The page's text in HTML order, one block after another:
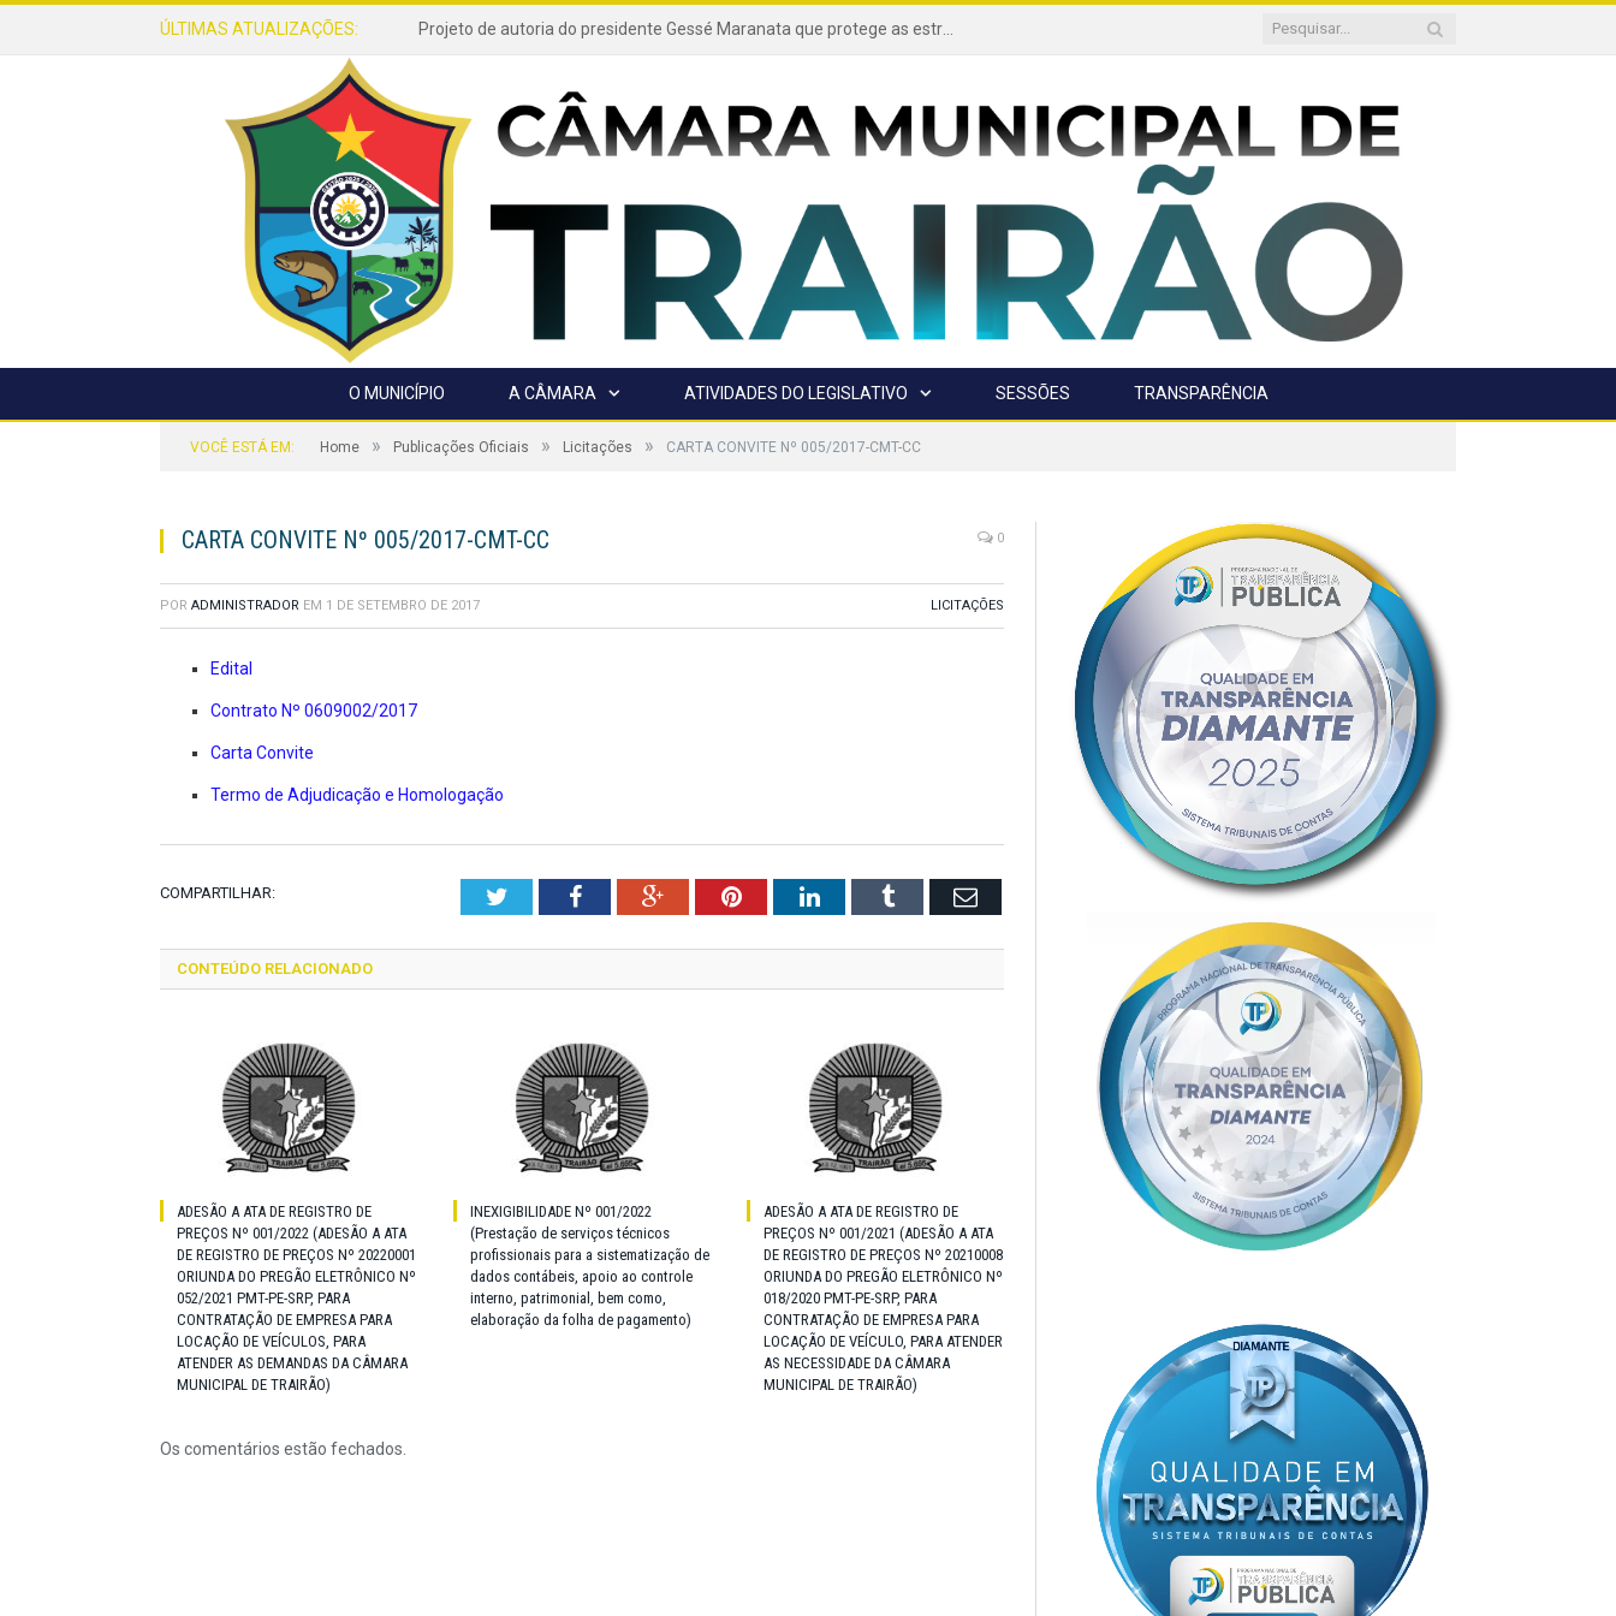
ÚLTIMAS ATUALIZAÇÕES: Projeto de autoria do presidente Gessé Maranata que protege as estradas vicinais de Trairão é transformado em lei
O MUNICÍPIO A CÂMARA ATIVIDADES DO LEGISLATIVO SESSÕES TRANSPARÊNCIA
VOCÊ ESTÁ EM: Home » Publicações Oficiais » Licitações » CARTA CONVITE Nº 005/2017-CMT-CC
CARTA CONVITE Nº 005/2017-CMT-CC 0
POR ADMINISTRADOR EM 1 DE SETEMBRO DE 2017 LICITAÇÕES
Edital
Contrato Nº 0609002/2017
Carta Convite
Termo de Adjudicação e Homologação
COMPARTILHAR: TwitterFacebookGoogle+PinterestLinkedInTumblr Email
CONTEÚDO RELACIONADO
ADESÃO A ATA DE REGISTRO DE
PREÇOS Nº 001/2022 (ADESÃO A ATA
DE REGISTRO DE PREÇOS Nº 20220001
ORIUNDA DO PREGÃO ELETRÔNICO Nº
052/2021 PMT-PE-SRP, PARA
CONTRATAÇÃO DE EMPRESA PARA
LOCAÇÃO DE VEÍCULOS, PARA
ATENDER AS DEMANDAS DA CÂMARA
MUNICIPAL DE TRAIRÃO)
INEXIGIBILIDADE Nº 001/2022
(Prestação de serviços técnicos
profissionais para a sistematização de
dados contábeis, apoio ao controle
interno, patrimonial, bem como,
elaboração da folha de pagamento)
ADESÃO A ATA DE REGISTRO DE
PREÇOS Nº 001/2021 (ADESÃO A ATA
DE REGISTRO DE PREÇOS Nº 20210008
ORIUNDA DO PREGÃO ELETRÔNICO Nº
018/2020 PMT-PE-SRP, PARA
CONTRATAÇÃO DE EMPRESA PARA
LOCAÇÃO DE VEÍCULO, PARA ATENDER
AS NECESSIDADE DA CÂMARA
MUNICIPAL DE TRAIRÃO)
Os comentários estão fechados.